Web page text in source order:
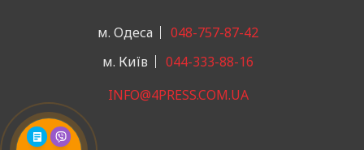
м. Одеса
048-757-87-42
м. Київ
044-333-88-16
INFO@4PRESS.COM.UA